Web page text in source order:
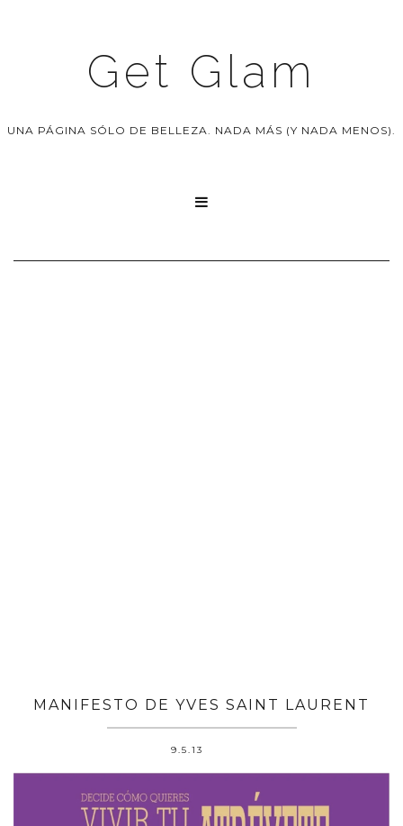
Get Glam
UNA PÁGINA SÓLO DE BELLEZA. NADA MÁS (Y NADA MENOS).

MANIFESTO DE YVES SAINT LAURENT
9.5.13